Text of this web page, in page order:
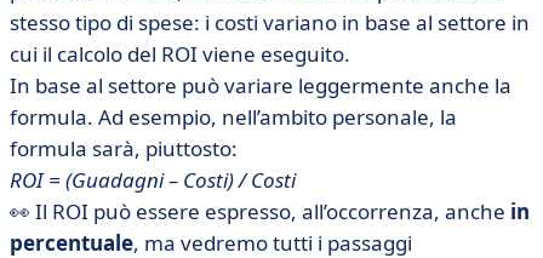
stesso tipo di spese: i costi variano in base al settore in
cui il calcolo del ROI viene eseguito.
In base al settore può variare leggermente anche la
formula. Ad esempio, nell’ambito personale, la
formula sarà, piuttosto:
ROI = (Guadagni – Costi) / Costi
👀 Il ROI può essere espresso, all’occorrenza, anche in
percentuale, ma vedremo tutti i passaggi